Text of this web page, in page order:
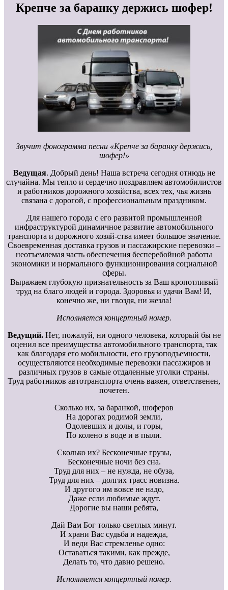
Крепче за баранку держись шофер!
Звучит фонограмма песни «Крепче за баранку держись,
шофер!»
Ведущая. Добрый день! Наша встреча сегодня отнюдь не
случайна. Мы тепло и сердечно поздравляем автомобилистов
и работников дорожного хозяйства, всех тех, чья жизнь
связана с дорогой, с профессиональным праздником.
Для нашего города с его развитой промышленной
инфраструктурой динамичное развитие автомобильного
транспорта и дорожного хозяй-ства имеет большое значение.
Своевременная доставка грузов и пассажирские перевозки –
неотъемлемая часть обеспечения бесперебойной работы
экономики и нормального функционирования социальной
сферы.
Выражаем глубокую признательность за Ваш кропотливый
труд на благо людей и города. Здоровья и удачи Вам! И,
конечно же, ни гвоздя, ни жезла!
Исполняется концертный номер.
Ведущий.Нет, пожалуй, ни одного человека, который бы не
оценил все преимущества автомобильного транспорта, так
как благодаря его мобильности, его грузоподъемности,
осуществляются необходимые перевозки пассажиров и
различных грузов в самые отдаленные уголки страны.
Труд работников автотранспорта очень важен, ответственен,
почетен.
Сколько их, за баранкой, шоферов
На дорогах родимой земли,
Одолевших и долы, и горы,
По колено в воде и в пыли.
Сколько их? Бесконечные грузы,
Бесконечные ночи без сна.
Труд для них – не нужда, не обуза,
Труд для них – долгих трасс новизна.
И другого им вовсе не надо,
Даже если любимые ждут.
Дорогие вы наши ребята,
Дай Вам Бог только светлых минут.
И храни Вас судьба и надежда,
И веди Вас стремленье одно:
Оставаться такими, как прежде,
Делать то, что давно решено.
Исполняется концертный номер.